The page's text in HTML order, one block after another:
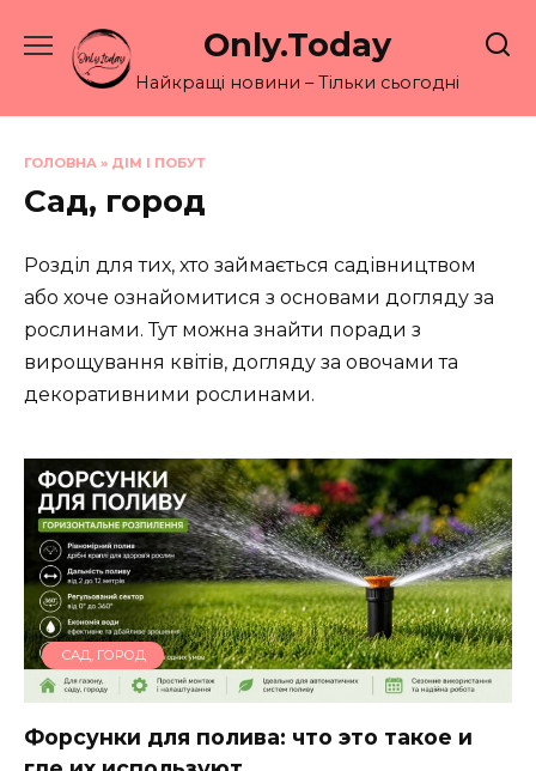
до
Only.Today
Найкращі новини – Тільки сьогодні
ГОЛОВНА » ДІМ І ПОБУТ
Сад, город
Розділ для тих, хто займається садівництвом
або хоче ознайомитися з основами догляду за
рослинами. Тут можна знайти поради з
вирощування квітів, догляду за овочами та
декоративними рослинами.
САД, ГОРОД
Форсунки для полива: что это такое и